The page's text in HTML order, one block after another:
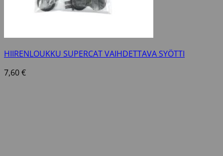
HIIRENLOUKKU SUPERCAT VAIHDETTAVA SYÖTTI
7,60€